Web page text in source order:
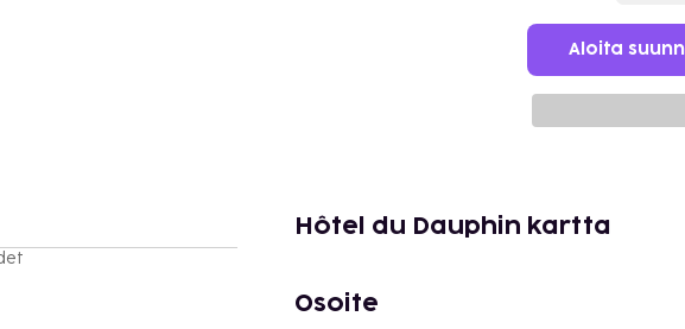
Aloita
Hôtel du Dauphin kartta
Osoite